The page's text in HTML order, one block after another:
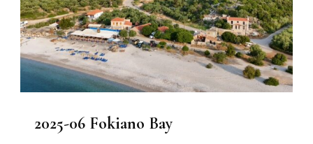
2025-06 Fokiano Bay